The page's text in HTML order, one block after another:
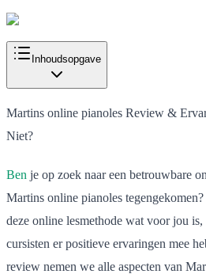
Inhoudsopgave
Martins online pianoles Review &
Niet?
Ben je op zoek naar een betrouwbare
Martins online pianoles
deze online lesmethode wat voor jou
cursisten er positieve ervaringen mee
review nemen we alle aspecten van